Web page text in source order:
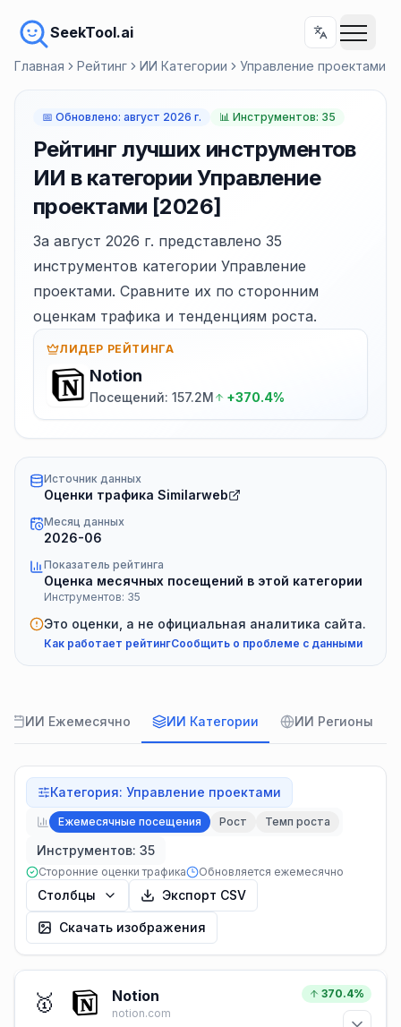
SeekTool.ai
Главная Рейтинг ИИ Категории Управление проектами
📅 Обновлено: август 2026 г. 📊 Инструментов: 35
Рейтинг лучших инструментов
ИИ в категории Управление
проектами [2026]
За август 2026 г. представлено 35
инструментов категории Управление
проектами. Сравните их по сторонним
оценкам трафика и тенденциям роста.
ЛИДЕР РЕЙТИНГА
Notion
Посещений: 157.2M +370.4%
Источник данных
Оценки трафика Similarweb
Месяц данных
2026-06
Показатель рейтинга
Оценка месячных посещений в этой категории
Инструментов: 35
Это оценки, а не официальная аналитика сайта.
Как работает рейтингСообщить о проблеме с данными
ИИ Ежемесячно ИИ Категории ИИ Регионы
Категория: Управление проектами
Ежемесячные посещения Рост Темп роста
Инструментов: 35
Сторонние оценки трафика Обновляется ежемесячно
Столбцы Экспорт CSV
Скачать изображения
🥇 Notion
notion.com
370.4%